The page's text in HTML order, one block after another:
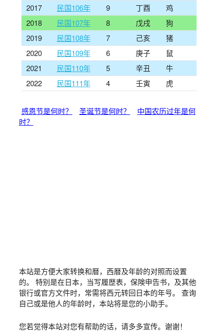
2017
民国106年 9 丁酉
鸡
2018
民国107年 8 戊戌
狗
2019
民国108年 7 己亥
猪
2020
民国109年 6 庚子
鼠
2021
民国110年 5 辛丑
牛
2022
民国111年 4 壬寅 虎
感恩节是何时？ 圣诞节是何时？
中国农历过年是何
时？
本站是方便大家转换和暦，西暦及年龄的对照而设置
的。 特别是在日本，当写履歴表，保険申告书，及其他
银行或官方文件时，常需将西元转回日本的年号。 查询
自己或是他人的年龄时，本站将是您的小助手。
您若觉得本站对您有帮助的话，请多多宣传。谢谢！